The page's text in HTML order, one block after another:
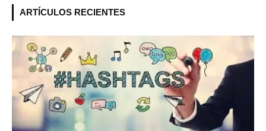
ARTÍCULOS RECIENTES